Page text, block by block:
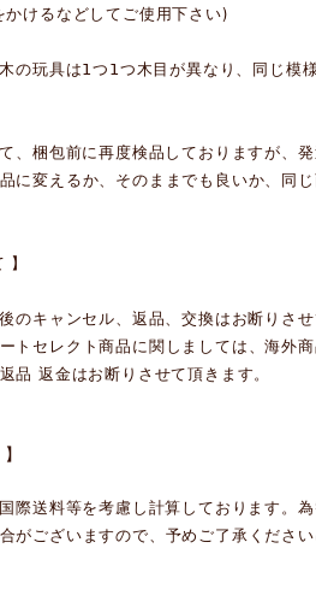
けるなどしてご使用下さい)
の玩具は𝟣つ𝟣つ木目が異なり、同じ模
、梱包前に再度検品しておりますが、
に変えるか、そのままでも良いか、同
のキャンセル、返品、交換はお断りさせ
トセレクト商品に関しましては、海外
品 返金はお断りさせて頂きます。
際送料等を考慮し計算しております。
がございますので、予めご了承ください